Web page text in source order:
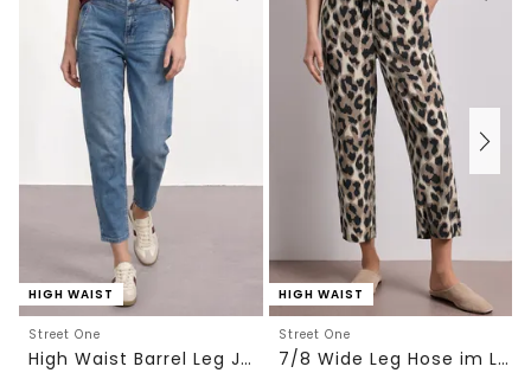
HIGH WAIST
Street One
High Waist Barrel Leg Jeans im Loose Fit
HIGH WAIST
Street One
7/8 Wide Leg Hose im Loose Fit mit Print